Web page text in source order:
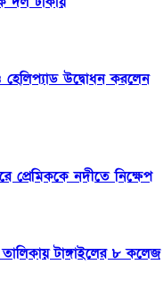
উদ্বোধন করলেন
প্রেমিককে নদীতে নিক্ষেপ
টাঙ্গাইলের ৮ কলেজ